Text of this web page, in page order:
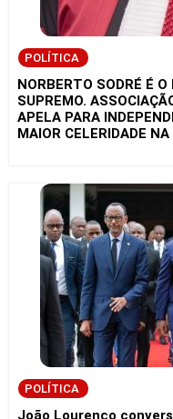
POLÍTICA
NORBERTO SODRÉ É
SUPREMO.
APELA PARA
MAIOR CELERIDADE
POLÍTICA
João Lourenço